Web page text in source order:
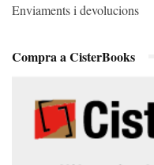
Enviaments i devolucions
Compra a CisterBooks